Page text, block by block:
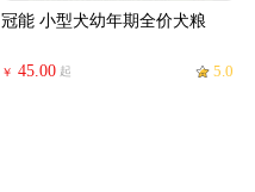
冠能 小型犬幼年期全价犬粮
￥ 45.00 起 5.0